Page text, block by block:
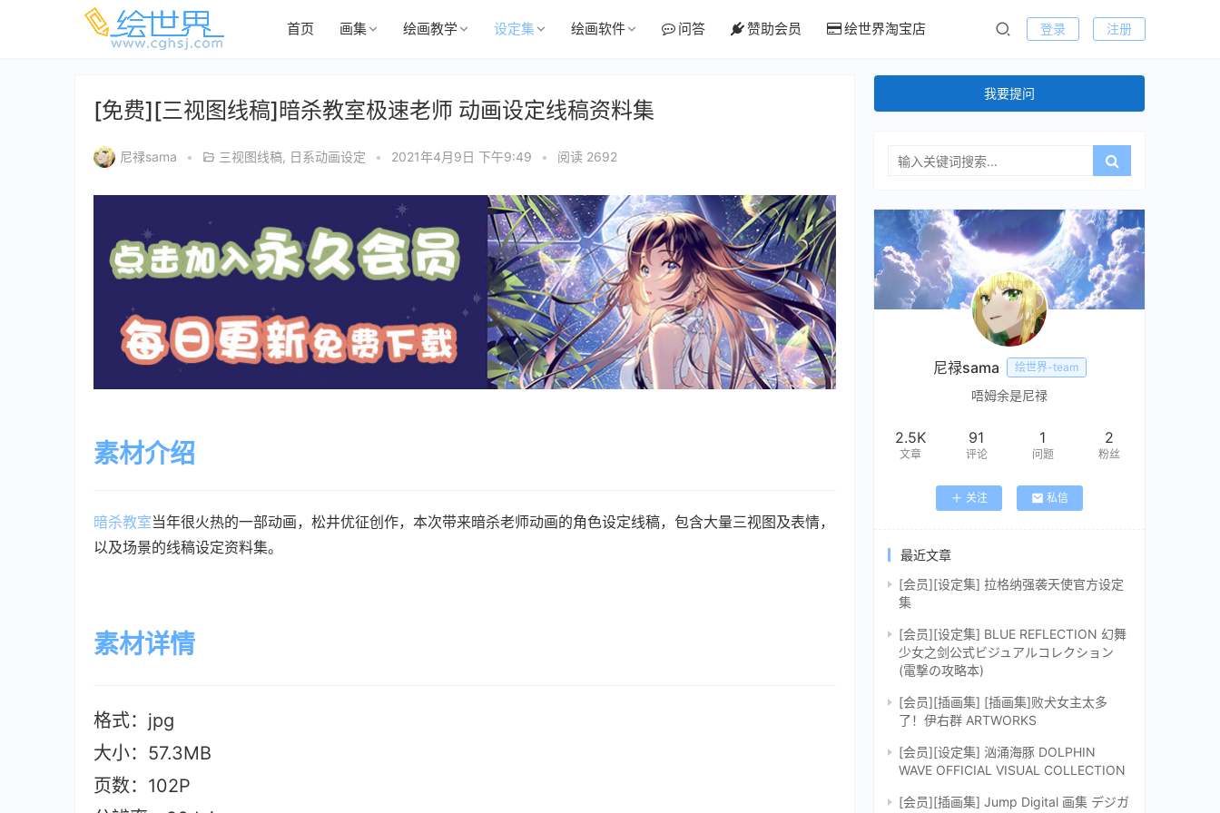
首页 画集 绘画教学 设定集 绘画软件 问答 赞助会员 绘世界淘宝店 登录 注册
[免费][三视图线稿]暗杀教室极速老师 动画设定线稿资料集
尼禄sama • 三视图线稿, 日系动画设定 • 2021年4月9日 下午9:49 • 阅读 2692
素材介绍
暗杀教室当年很火热的一部动画，松井优征创作，本次带来暗杀老师动画的角色设定线稿，包含大量三视图及表情，
以及场景的线稿设定资料集。
素材详情
格式：jpg
大小：57.3MB
页数：102P
我要提问
尼禄sama 绘世界-team
唔姆余是尼禄
2.5K
文章
91
评论
1
问题
2
粉丝
关注 私信
最近文章
[会员][设定集] 拉格纳强袭天使官方设定
集
[会员][设定集] BLUE REFLECTION 幻舞
少女之剑公式ビジュアルコレクション
(電撃の攻略本)
[会员][插画集] [插画集]败犬女主太多
了！伊右群 ARTWORKS
[会员][设定集] 汹涌海豚 DOLPHIN
WAVE OFFICIAL VISUAL COLLECTION
[会员][插画集] Jump Digital 画集 デジガ